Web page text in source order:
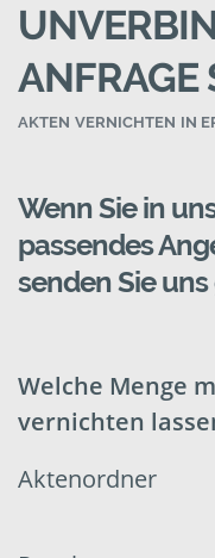
ANFRAGE
AKTEN VERNICHTEN IN
Wenn Sie in
passendes
senden Sie
Welche Menge
vernichten
Aktenordner